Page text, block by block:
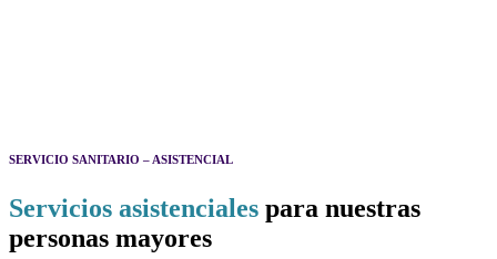
SERVICIO SANITARIO – ASISTENCIAL
Servicios asistenciales para nuestras
personas mayores